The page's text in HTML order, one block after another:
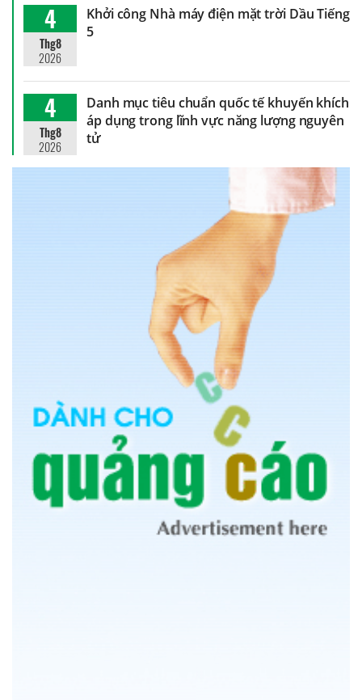
4
Thg8
2026
Khởi công Nhà máy điện mặt trời Dầu Tiếng
5
4
Thg8
2026
Danh mục tiêu chuẩn quốc tế khuyến khích
áp dụng trong lĩnh vực năng lượng nguyên
tử